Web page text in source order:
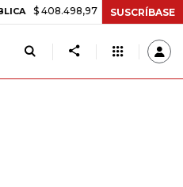
408.498,97 +$ 8.753,81 +2,19%
SUSCRÍBASE